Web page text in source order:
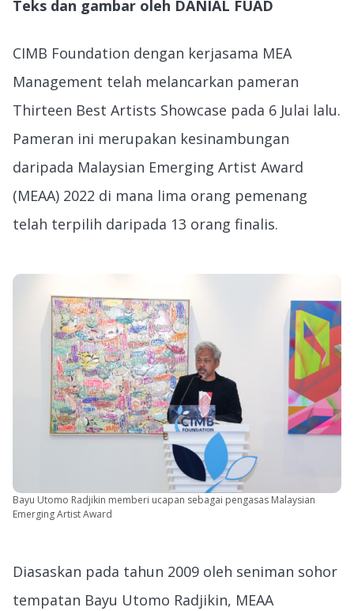
Teks dan gambar oleh DANIAL FUAD
CIMB Foundation dengan kerjasama MEA
Management telah melancarkan pameran
Thirteen Best Artists Showcase pada 6 Julai lalu.
Pameran ini merupakan kesinambungan
daripada Malaysian Emerging Artist Award
(MEAA) 2022 di mana lima orang pemenang
telah terpilih daripada 13 orang finalis.
Bayu Utomo Radjikin memberi ucapan sebagai pengasas Malaysian
Emerging Artist Award
Diasaskan pada tahun 2009 oleh seniman sohor
tempatan Bayu Utomo Radjikin, MEAA